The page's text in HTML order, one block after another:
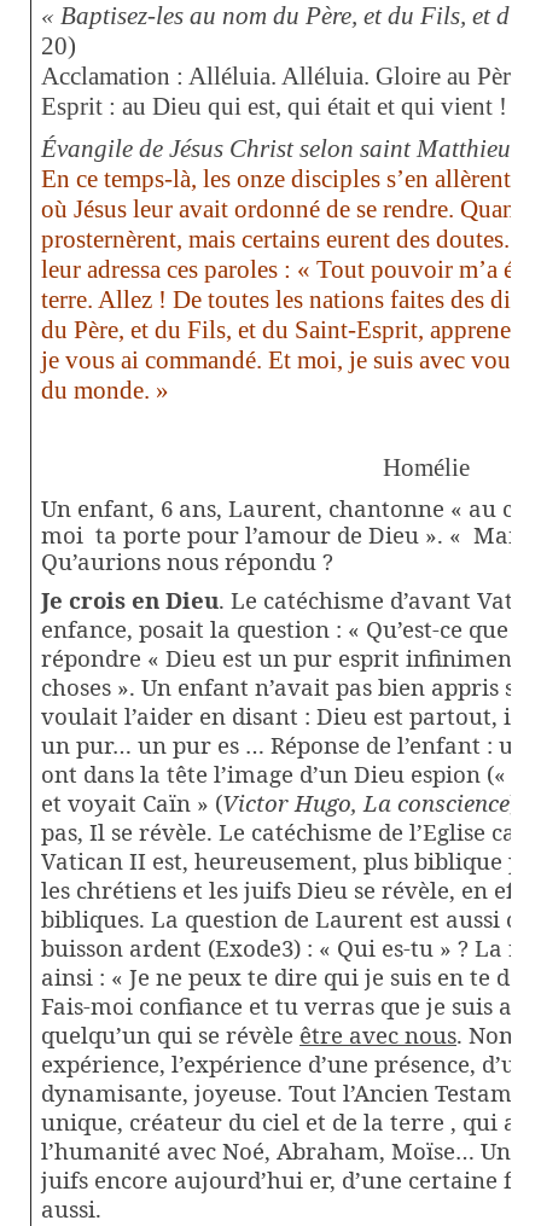
« Baptisez-les au nom du Père, et du Fils, et du
20)
Acclamation : Alléluia. Alléluia. Gloire au Père,
Esprit : au Dieu qui est, qui était et qui vient !
Évangile de Jésus Christ selon saint Matthieu
En ce temps-là, les onze disciples s’en allèrent
où Jésus leur avait ordonné de se rendre.
prosternèrent, mais certains eurent des doutes.
leur adressa ces paroles : « Tout pouvoir m’a
terre. Allez ! De toutes les nations faites des
du Père, et du Fils, et du Saint-Esprit, apprenez-
je vous ai commandé. Et moi, je suis avec vous
du monde. »
Homélie
Un enfant, 6 ans, Laurent, chantonne « au
moi ta porte pour l’amour de Dieu ». «
Qu’aurions nous répondu ?
Je crois en Dieu. Le catéchisme d’avant
enfance, posait la question : « Qu’est-ce que
répondre « Dieu est un pur esprit infiniment
choses ». Un enfant n’avait pas bien appris
voulait l’aider en disant : Dieu est partout, il
un pur… un pur es … Réponse de l’enfant : un
ont dans la tête l’image d’un Dieu espion («
et voyait Caïn » (Victor Hugo, La conscience).
pas, Il se révèle. Le catéchisme de l’Eglise
Vatican II est, heureusement, plus biblique
les chrétiens et les juifs Dieu se révèle, en
bibliques. La question de Laurent est aussi
buisson ardent (Exode3) : « Qui es-tu » ? La
ainsi : « Je ne peux te dire qui je suis en te
Fais-moi confiance et tu verras que je suis
quelqu’un qui se révèle être avec nous. Non
expérience, l’expérience d’une présence,
dynamisante, joyeuse. Tout l’Ancien
unique, créateur du ciel et de la terre , qui a
l’humanité avec Noé, Abraham, Moïse… Un
juifs encore aujourd’hui er, d’une certaine
aussi.